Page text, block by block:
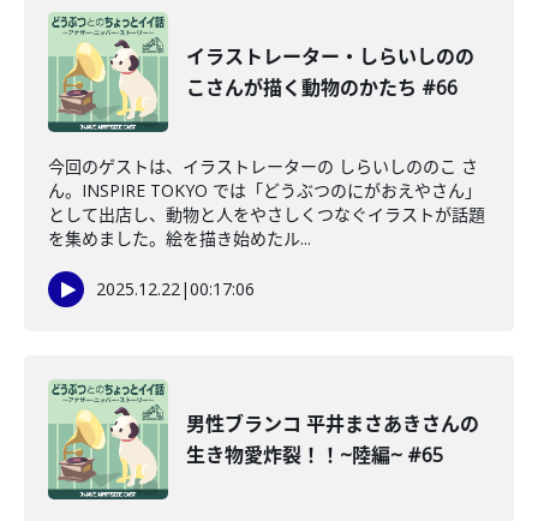
イラストレーター・しらいしのの
こさんが描く動物のかたち #66
今回のゲストは、イラストレーターの しらいしののこ さ
ん。INSPIRE TOKYO では「どうぶつのにがおえやさん」
として出店し、動物と人をやさしくつなぐイラストが話題
を集めました。絵を描き始めたル...
2025.12.22|00:17:06
男性ブランコ 平井まさあきさんの
生き物愛炸裂！！~陸編~ #65